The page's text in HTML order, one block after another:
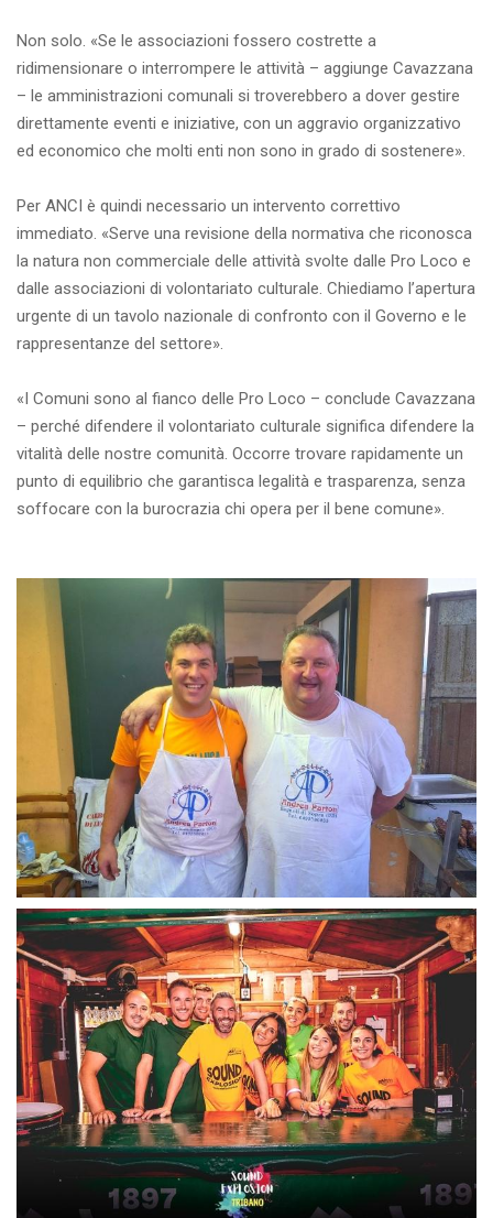
Non solo. «Se le associazioni fossero costrette a
ridimensionare o interrompere le attività – aggiunge Cavazzana
– le amministrazioni comunali si troverebbero a dover gestire
direttamente eventi e iniziative, con un aggravio organizzativo
ed economico che molti enti non sono in grado di sostenere».
Per ANCI è quindi necessario un intervento correttivo
immediato. «Serve una revisione della normativa che riconosca
la natura non commerciale delle attività svolte dalle Pro Loco e
dalle associazioni di volontariato culturale. Chiediamo l’apertura
urgente di un tavolo nazionale di confronto con il Governo e le
rappresentanze del settore».
«I Comuni sono al fianco delle Pro Loco – conclude Cavazzana
– perché difendere il volontariato culturale significa difendere la
vitalità delle nostre comunità. Occorre trovare rapidamente un
punto di equilibrio che garantisca legalità e trasparenza, senza
soffocare con la burocrazia chi opera per il bene comune».